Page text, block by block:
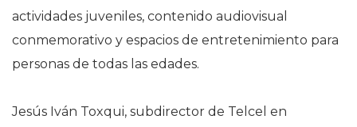
actividades juveniles, contenido audiovisual
conmemorativo y espacios de entretenimiento para
personas de todas las edades.
Jesús Iván Toxqui, subdirector de Telcel en